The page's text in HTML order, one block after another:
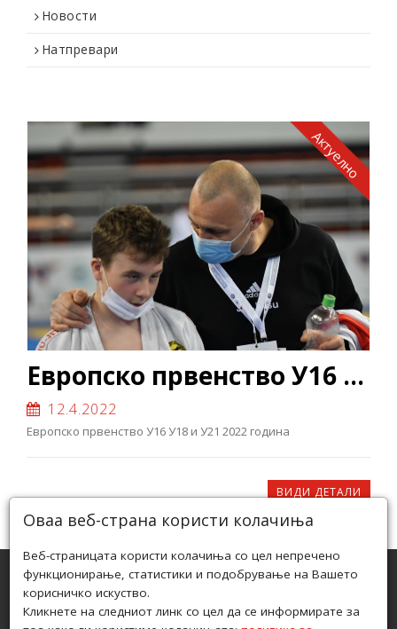
Новости
Натпревари
Актуелно
Европско првенство У16 У18 и У21 2022 година
12.4.2022
Европско првенство У16 У18 и У21 2022 година
ВИДИ ДЕТАЛИ
ЏИУ ЏИЦА ФЕДЕРАЦИЈА НА РЕПУБЛИКА СЕВЕРНА
МАКЕДОНИЈА ПРИЗНАЕНА ОД АГЕНЦИЈАТА ЗА МЛАДИ И
Оваа веб-страна користи колачиња
Веб-страницата користи колачиња со цел непречено
функционирање, статистики и подобрување на Вашето
корисничко искуство.
Кликнете на следниот линк со цел да се информирате за